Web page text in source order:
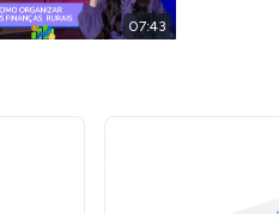
07:43